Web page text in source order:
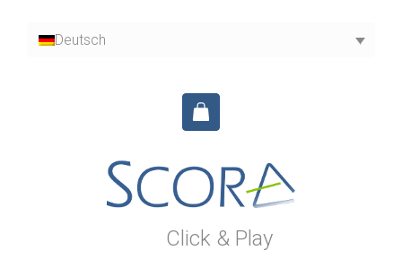
Deutsch
Click & Play